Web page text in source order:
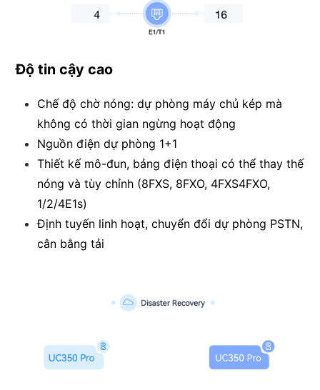
Độ tin cậy cao
Chế độ chờ nóng: dự phòng máy chủ kép mà
không có thời gian ngừng hoạt động
Nguồn điện dự phòng 1+1
Thiết kế mô-đun, bảng điện thoại có thể thay thế
nóng và tùy chỉnh (8FXS, 8FXO, 4FXS4FXO,
1/2/4E1s)
Định tuyến linh hoạt, chuyển đổi dự phòng PSTN,
cân bằng tải